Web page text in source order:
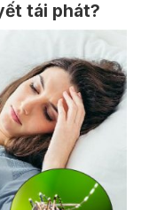
tái phát?